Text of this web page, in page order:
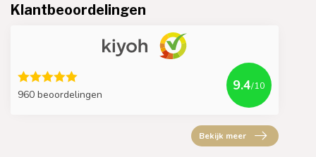
Klantbeoordelingen
960 beoordelingen
9.4/10
Bekijk meer